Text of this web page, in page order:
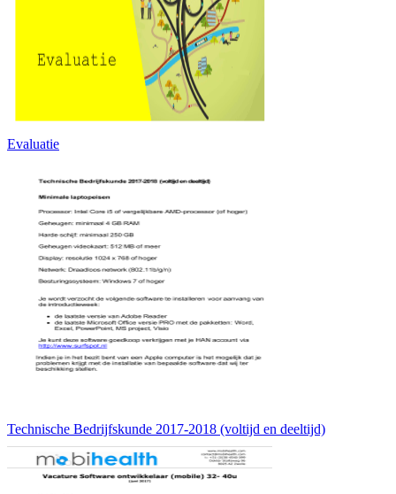
Evaluatie
Technische Bedrijfskunde 2017-2018 (voltijd en deeltijd)